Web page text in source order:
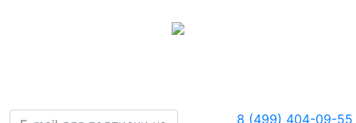
8 (499) 404-09-55